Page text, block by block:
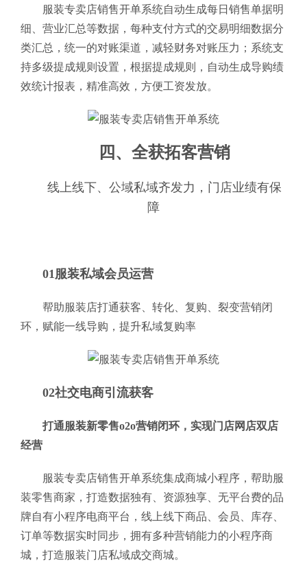
服装专卖店销售开单系统自动生成每日销售单据明
细、营业汇总等数据，每种支付方式的交易明细数据分
类汇总，统一的对账渠道，减轻财务对账压力；系统支
持多级提成规则设置，根据提成规则，自动生成导购绩
效统计报表，精准高效，方便工资发放。
四、全获拓客营销
线上线下、公域私域齐发力，门店业绩有保
障
01服装私域会员运营
帮助服装店打通获客、转化、复购、裂变营销闭
环，赋能一线导购，提升私域复购率
02社交电商引流获客
打通服装新零售o2o营销闭环，实现门店网店双店
经营
服装专卖店销售开单系统集成商城小程序，帮助服
装零售商家，打造数据独有、资源独享、无平台费的品
牌自有小程序电商平台，线上线下商品、会员、库存、
订单等数据实时同步，拥有多种营销能力的小程序商
城，打造服装门店私域成交商城。